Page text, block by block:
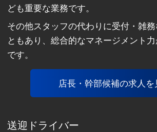
ども重要な業務です。
その他スタッフの代わりに受付・雑
ともあり、総合的なマネージメント
です。
店長・幹部候補の求人を
送迎ドライバー